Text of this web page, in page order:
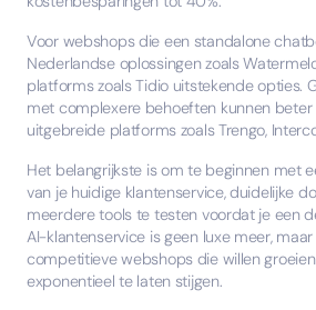
Voor webshops die een standalone
Nederlandse oplossingen zoals
platforms zoals Tidio uitstekende opties.
met complexere behoeften kunnen beter
uitgebreide platforms zoals Trengo,
Het belangrijkste is om te beginnen met
van je huidige klantenservice, duidelijke
meerdere tools te testen voordat je een
AI-klantenservice is geen luxe meer,
competitieve webshops die willen
exponentieel te laten stijgen.